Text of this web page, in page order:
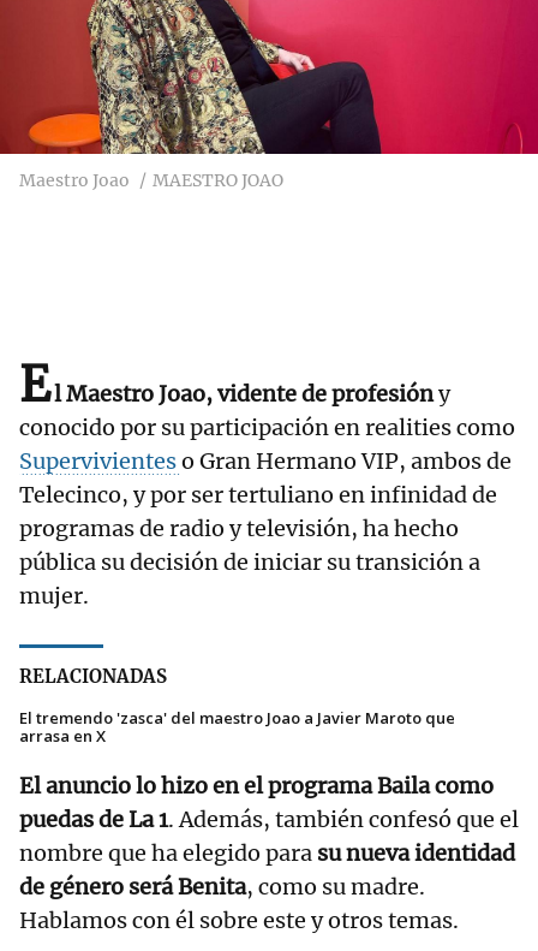
Maestro Joao MAESTRO JOAO
El Maestro Joao, vidente de profesióny
conocido por su participación en realities como
Supervivienteso Gran Hermano VIP, ambos de
Telecinco, y por ser tertuliano en infinidad de
programas de radio y televisión, ha hecho
pública su decisión de iniciar su transición a
mujer.
RELACIONADAS
El tremendo 'zasca' del maestro Joao a Javier Maroto que
arrasa en X
El anuncio lo hizo en el programa Baila como
puedas de La 1. Además, también confesó que el
nombre que ha elegido para su nueva identidad
de género será Benita, como su madre.
Hablamos con él sobre este y otros temas.